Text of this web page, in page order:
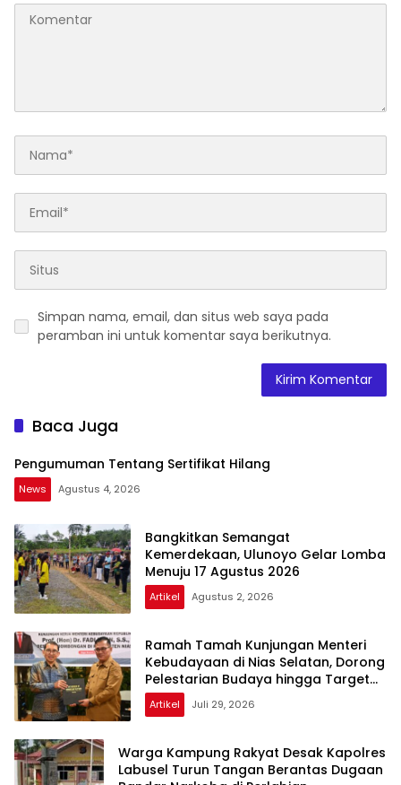
Simpan nama, email, dan situs web saya pada
peramban ini untuk komentar saya berikutnya.
Baca Juga
Pengumuman Tentang Sertifikat Hilang
News Agustus 4, 2026
Bangkitkan Semangat
Kemerdekaan, Ulunoyo Gelar Lomba
Menuju 17 Agustus 2026
Artikel Agustus 2, 2026
Ramah Tamah Kunjungan Menteri
Kebudayaan di Nias Selatan, Dorong
Pelestarian Budaya hingga Target
UNESCO
Artikel Juli 29, 2026
Warga Kampung Rakyat Desak Kapolres
Labusel Turun Tangan Berantas Dugaan